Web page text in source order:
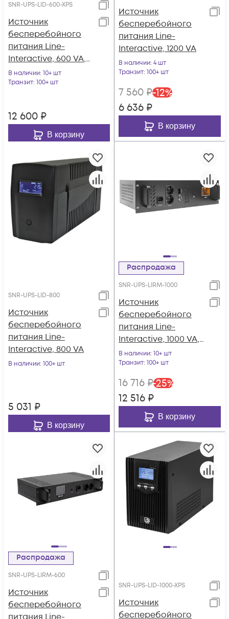
SNR-UPS-LID-600-XPS
Источник
бесперебойного
питания Line-
Interactive, 600 VA,
без встроенных АКБ
В наличии: 10+ шт
Транзит: 100+ шт
12 600 ₽
В корзину
Источник
бесперебойного
питания Line-
Interactive, 1200 VA
В наличии: 4 шт
Транзит: 100+ шт
7 560 ₽-12%
6 636 ₽
В корзину
SNR-UPS-LID-800
Источник
бесперебойного
питания Line-
Interactive, 800 VA
В наличии: 100+ шт
5 031 ₽
В корзину
Распродажа
SNR-UPS-LIRM-1000
Источник
бесперебойного
питания Line-
Interactive, 1000 VA,
Rackmount LCD
В наличии: 10+ шт
Транзит: 100+ шт
16 716 ₽-25%
12 516 ₽
В корзину
Распродажа
SNR-UPS-LIRM-600
Источник
бесперебойного
SNR-UPS-LID-1000-XPS
Источник
бесперебойного